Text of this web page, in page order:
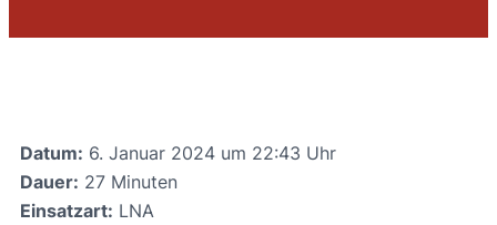
Datum: 6. Januar 2024 um 22:43 Uhr
Dauer: 27 Minuten
Einsatzart: LNA